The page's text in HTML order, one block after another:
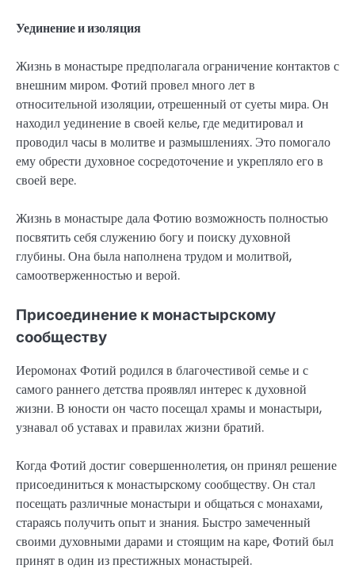
Уединение и изоляция
Жизнь в монастыре предполагала ограничение контактов с
внешним миром. Фотий провел много лет в
относительной изоляции, отрешенный от суеты мира. Он
находил уединение в своей келье, где медитировал и
проводил часы в молитве и размышлениях. Это помогало
ему обрести духовное сосредоточение и укрепляло его в
своей вере.
Жизнь в монастыре дала Фотию возможность полностью
посвятить себя служению богу и поиску духовной
глубины. Она была наполнена трудом и молитвой,
самоотверженностью и верой.
Присоединение к монастырскому
сообществу
Иеромонах Фотий родился в благочестивой семье и с
самого раннего детства проявлял интерес к духовной
жизни. В юности он часто посещал храмы и монастыри,
узнавал об уставах и правилах жизни братий.
Когда Фотий достиг совершеннолетия, он принял решение
присоединиться к монастырскому сообществу. Он стал
посещать различные монастыри и общаться с монахами,
стараясь получить опыт и знания. Быстро замеченный
своими духовными дарами и стоящим на каре, Фотий был
принят в один из престижных монастырей.